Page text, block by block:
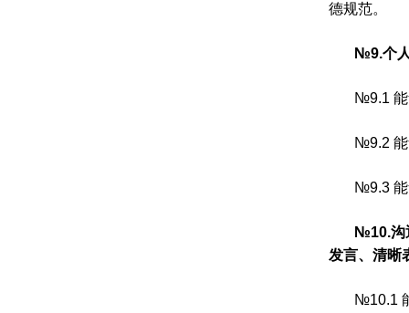
德规范。
№9.个
№9.1
№9.2
№9.3
№10.沟
发言、清晰
№10.1